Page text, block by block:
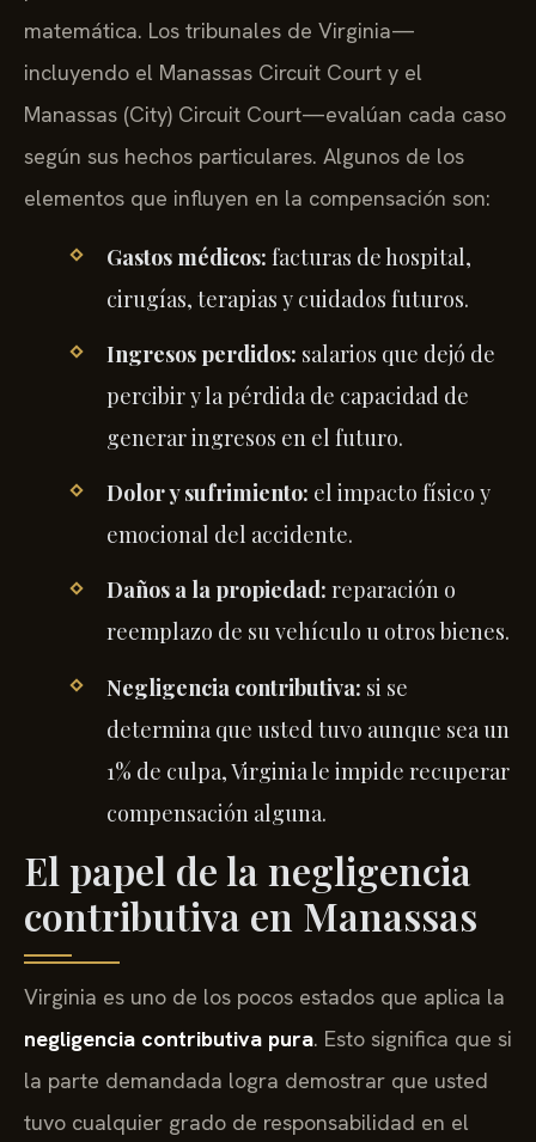
matemática. Los tribunales de Virginia—
incluyendo el Manassas Circuit Court y el
Manassas (City) Circuit Court—evalúan cada caso
según sus hechos particulares. Algunos de los
elementos que influyen en la compensación son:
Gastos médicos: facturas de hospital,
cirugías, terapias y cuidados futuros.
Ingresos perdidos: salarios que dejó de
percibir y la pérdida de capacidad de
generar ingresos en el futuro.
Dolor y sufrimiento: el impacto físico y
emocional del accidente.
Daños a la propiedad: reparación o
reemplazo de su vehículo u otros bienes.
Negligencia contributiva: si se
determina que usted tuvo aunque sea un
1% de culpa, Virginia le impide recuperar
compensación alguna.
El papel de la negligencia
contributiva en Manassas
Virginia es uno de los pocos estados que aplica la
negligencia contributiva pura. Esto significa que si
la parte demandada logra demostrar que usted
tuvo cualquier grado de responsabilidad en el